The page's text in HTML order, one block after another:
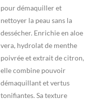
pour démaquiller et
nettoyer la peau sans la
dessécher. Enrichie en aloe
vera, hydrolat de menthe
poivrée et extrait de citron,
elle combine pouvoir
démaquillant et vertus
tonifiantes. Sa texture